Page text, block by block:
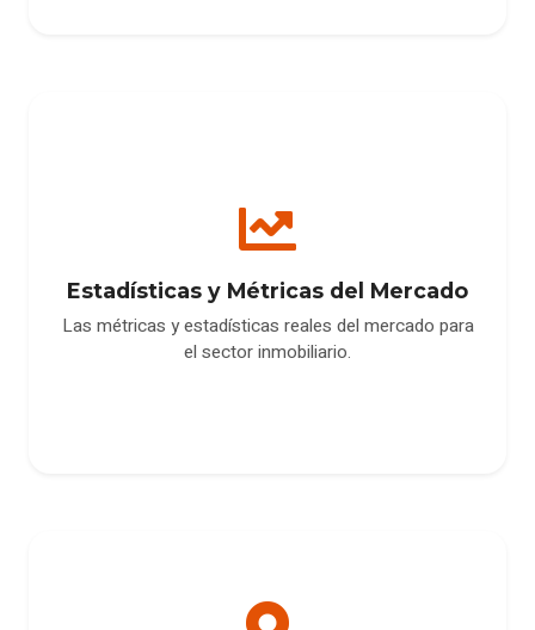
Estadísticas y Métricas del Mercado
Las métricas y estadísticas reales del mercado para
el sector inmobiliario.